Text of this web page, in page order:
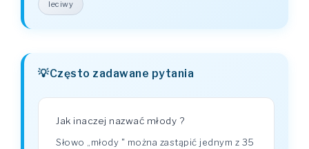
leciwy
Często zadawane pytania
Jak inaczej nazwać młody ?
Słowo „młody " można zastąpić jednym z 35